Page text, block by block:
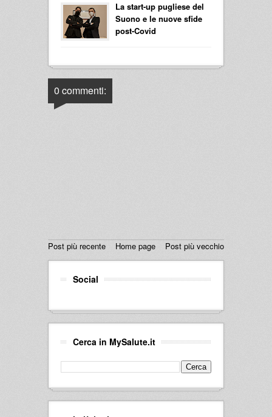
La start-up pugliese del
Suono e le nuove sfide
post-Covid
0 commenti:
Post più recente Home page Post più vecchio
Social
Cerca in MySalute.it